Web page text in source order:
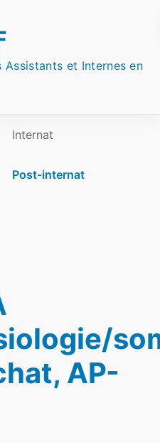
Assistants et Internes en
Internat
Post-internat
AP-